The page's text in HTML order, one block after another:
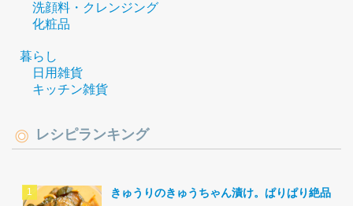
洗顔料・クレンジング
化粧品
暮らし
日用雑貨
キッチン雑貨
レシピランキング
きゅうりのきゅうちゃん漬け。ぱりぱり絶品。